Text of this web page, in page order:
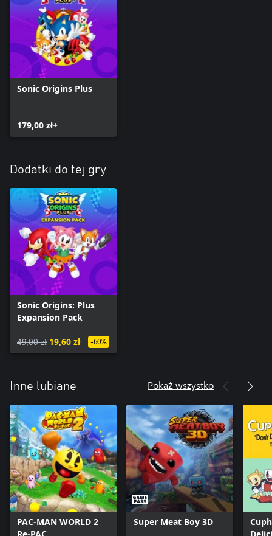
Sonic Origins Plus
179,00 zł+
Dodatki do tej gry
Sonic Origins: Plus
Expansion Pack
49,00 zł 19,60 zł -60%
Inne lubiane Pokaż wszystko
PAC-MAN WORLD 2
Super Meat Boy 3D